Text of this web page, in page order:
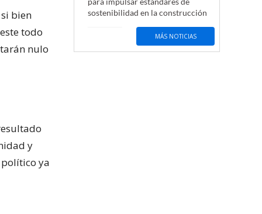
bien
todo
nulo
y
ya
sostenibilidad en la construcción
MÁS NOTICIAS